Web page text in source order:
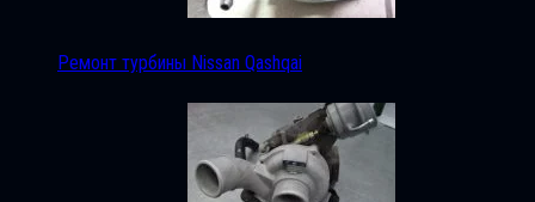
Ремонт турбины Nissan Qashqai